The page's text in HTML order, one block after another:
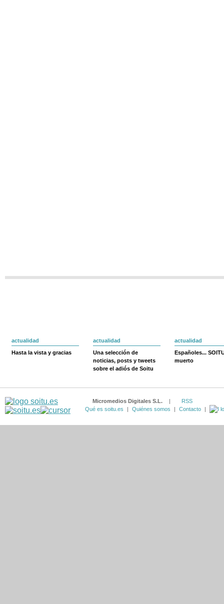
actualidad
Hasta la vista y gracias
actualidad
Una selección de
noticias, posts y tweets
sobre el adiós de Soitu
actualidad
Españoles...
muerto
Micromedios Digitales S.L. |
RSS
Qué es soitu.es
| Quiénes somos | Contacto |